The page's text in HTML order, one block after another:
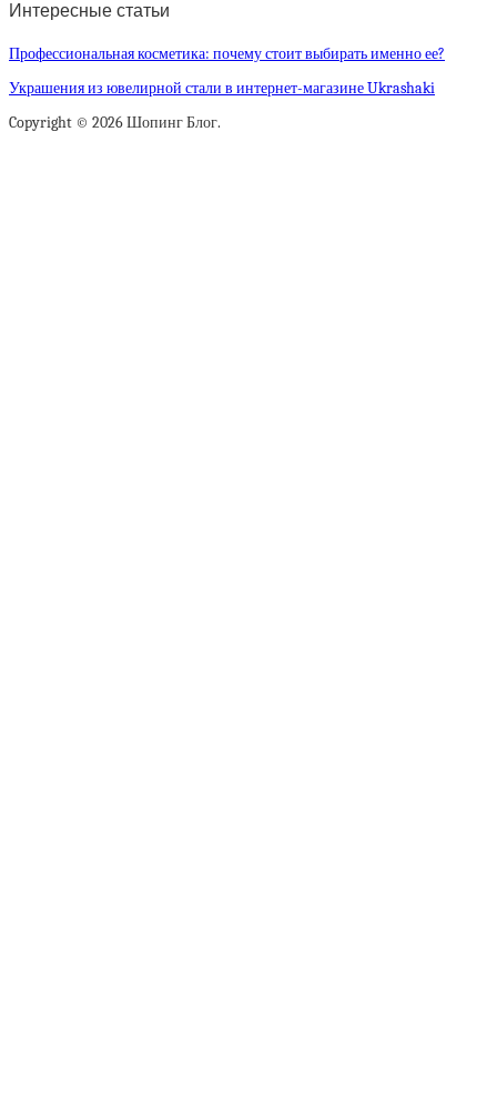
Интересные статьи
Профессиональная косметика: почему стоит выбирать именно ее?
Украшения из ювелирной стали в интернет-магазине Ukrashaki
Copyright © 2026 Шопинг Блог.